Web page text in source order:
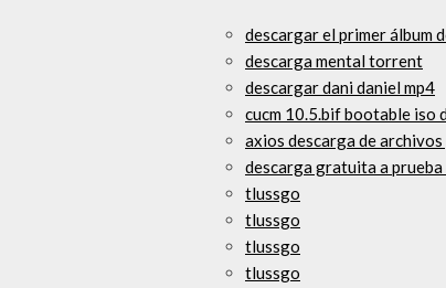
descargar el primer álbum
descarga mental torrent
descargar dani daniel mp4
cucm 10.5.bif bootable iso
axios descarga de archivos
descarga gratuita a
tlussgo
tlussgo
tlussgo
tlussgo